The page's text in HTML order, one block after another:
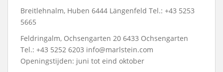
Breitlehnalm, Huben 6444 Längenfeld Tel.: +43 5253
5665
Feldringalm, Ochsengarten 20 6433 Ochsengarten
Tel.: +43 5252 6203 info@marlstein.com
Openingstijden: juni tot eind oktober